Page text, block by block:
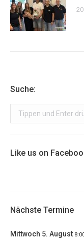
Suche:
Search:
Like us on
Nächste Termine
Mittwoch 5. August